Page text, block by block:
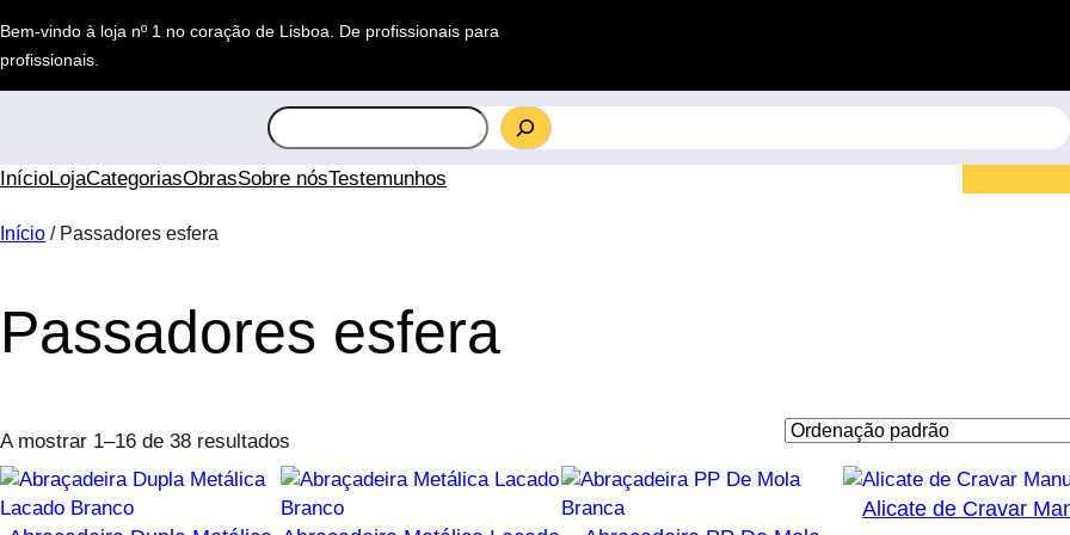
para
o
conteúdo
Bem-vindo à loja nº 1 no coração de Lisboa. De profissionais para
profissionais
S
e
a
InícioLojaCategoriasObrasSobre nósTestemunhos
Início / Passadores esfera
Passadores esfera
A mostrar 1–16 de 38 resultados
Alicate de Cravar